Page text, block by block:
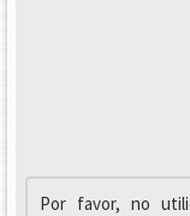
Por favor, no